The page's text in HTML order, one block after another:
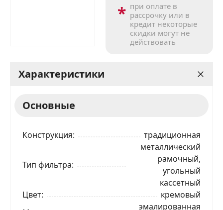
* при оплате в
рассрочку или в
кредит некоторые
скидки могут не
действовать
Характеристики
Основные
Конструкция традиционная
Тип фильтра
металлический
рамочный,
угольный
кассетный
Цвет
кремовый
эмалированная